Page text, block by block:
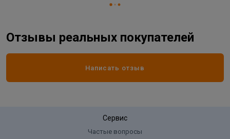
Отзывы реальных покупателей
Написать отзыв
Сервис
Частые вопросы